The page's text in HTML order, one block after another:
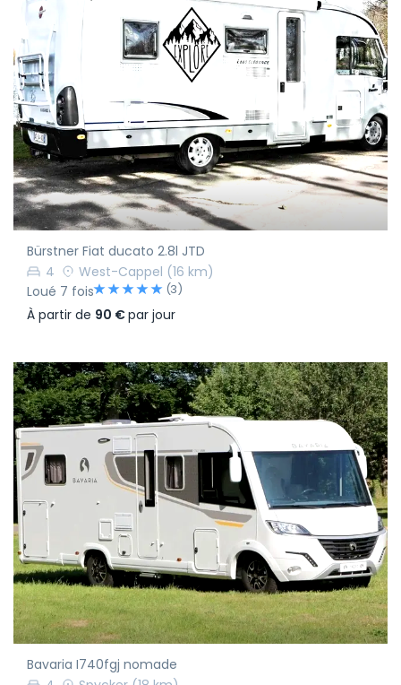
Bürstner Fiat ducato 2.8l JTD
4
West-Cappel (16 km)
Loué 7 fois
(3)
À partir de 90 €par jour
Bavaria I740fgj nomade